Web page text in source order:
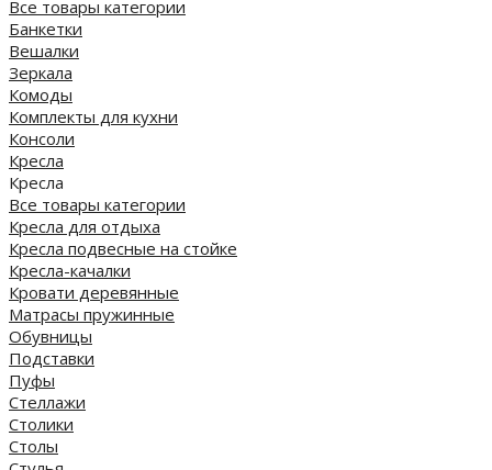
Все товары категории
Банкетки
Вешалки
Зеркала
Комоды
Комплекты для кухни
Консоли
Кресла
Кресла
Все товары категории
Кресла для отдыха
Кресла подвесные на стойке
Кресла-качалки
Кровати деревянные
Матрасы пружинные
Обувницы
Подставки
Пуфы
Стеллажи
Столики
Столы